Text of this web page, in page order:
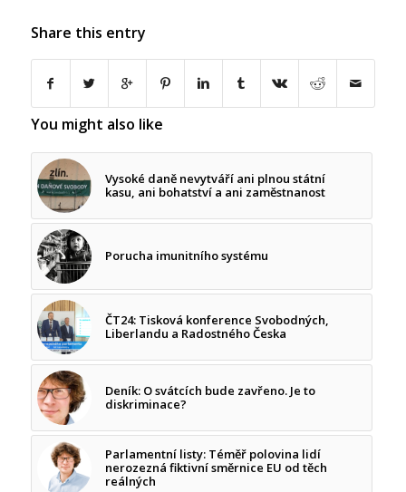
Share this entry
You might also like
Vysoké daně nevytváří ani plnou státní
kasu, ani bohatství a ani zaměstnanost
Porucha imunitního systému
ČT24: Tisková konference Svobodných,
Liberlandu a Radostného Česka
Deník: O svátcích bude zavřeno. Je to
diskriminace?
Parlamentní listy: Téměř polovina lidí
nerozezná fiktivní směrnice EU od těch
reálných